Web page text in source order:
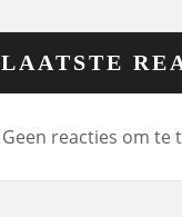
LAATSTE
Geen reacties om te